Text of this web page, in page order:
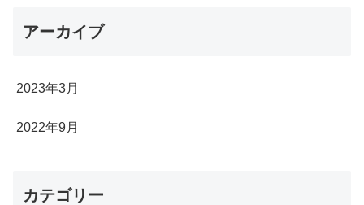
アーカイブ
2023年3月
2022年9月
カテゴリー